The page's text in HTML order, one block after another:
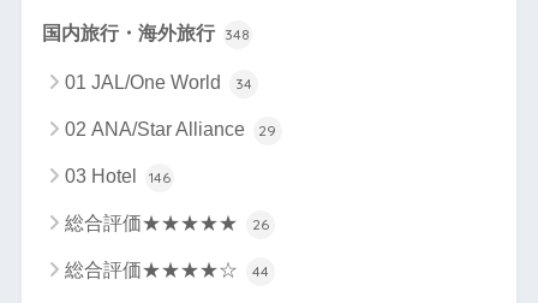
国内旅行・海外旅行 348
01 JAL/One World 34
02 ANA/Star Alliance 29
03 Hotel 146
総合評価★★★★★ 26
総合評価★★★★☆ 44